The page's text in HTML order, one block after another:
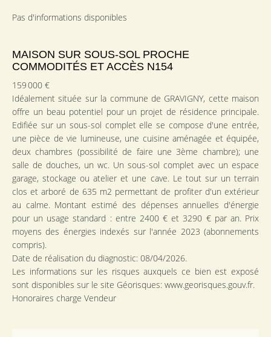
Pas d'informations disponibles
MAISON SUR SOUS-SOL PROCHE
COMMODITÉS ET ACCÈS N154
159 000 €
Idéalement située sur la commune de GRAVIGNY, cette maison
offre un beau potentiel pour un projet de résidence principale.
Edifiée sur un sous-sol complet elle se compose d'une entrée,
une pièce de vie lumineuse, une cuisine aménagée et équipée,
deux chambres (possibilité de faire une 3ème chambre); une
salle de douches, un wc. Un sous-sol complet avec un espace
garage, stockage ou atelier et une cave. Le tout sur un terrain
clos et arboré de 635 m2 permettant de profiter d'un extérieur
au calme. Montant estimé des dépenses annuelles d'énergie
pour un usage standard : entre 2400 € et 3290 € par an. Prix
moyens des énergies indexés sur l'année 2023 (abonnements
compris).
Date de réalisation du diagnostic: 08/04/2026.
Les informations sur les risques auxquels ce bien est exposé
sont disponibles sur le site Géorisques: www.georisques.gouv.fr.
Honoraires charge Vendeur